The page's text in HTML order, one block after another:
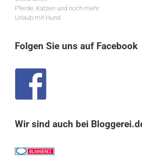
Pferde, Katzen und noch mehr
Urlaub mit Hund
Folgen Sie uns auf Facebook
Wir sind auch bei